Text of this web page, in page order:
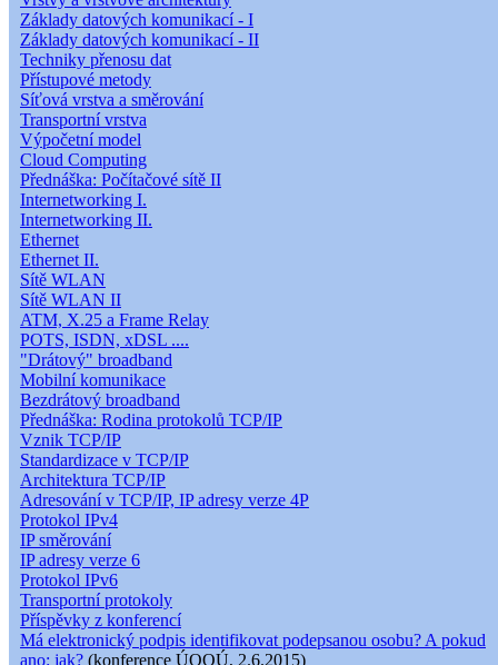
Základy datových komunikací - I
Základy datových komunikací - II
Techniky přenosu dat
Přístupové metody
Síťová vrstva a směrování
Transportní vrstva
Výpočetní model
Cloud Computing
Přednáška: Počítačové sítě II
Internetworking I.
Internetworking II.
Ethernet
Ethernet II.
Sítě WLAN
Sítě WLAN II
ATM, X.25 a Frame Relay
POTS, ISDN, xDSL ....
"Drátový" broadband
Mobilní komunikace
Bezdrátový broadband
Přednáška: Rodina protokolů TCP/IP
Vznik TCP/IP
Standardizace v TCP/IP
Architektura TCP/IP
Adresování v TCP/IP, IP adresy verze 4P
Protokol IPv4
IP směrování
IP adresy verze 6
Protokol IPv6
Transportní protokoly
Příspěvky z konferencí
Má elektronický podpis identifikovat podepsanou osobu? A pokud
ano: jak? (konference ÚOOÚ, 2.6.2015)